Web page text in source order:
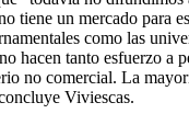
tiene un mercado para
como las
hacen tanto esfuerzo a
no comercial. La
Viviescas.